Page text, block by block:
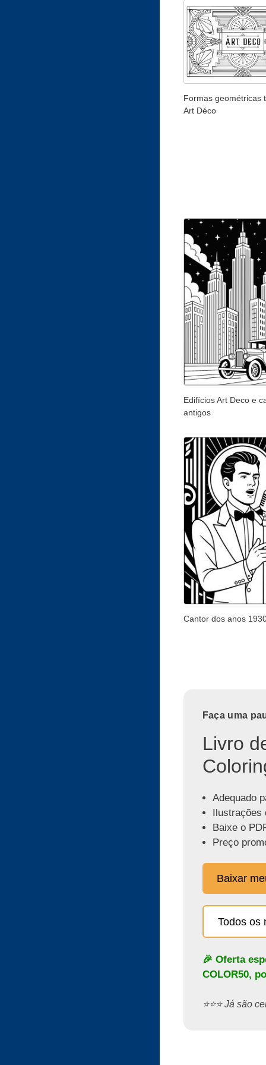
Formas geométricas
Art Déco
Edifícios Art Deco e
antigos
Cantor dos anos
Faça uma
Livro
Adequado
Baixe o
Preço
Baixar
Todos os
🎉 Oferta
COLOR50,
⭐️⭐️⭐️ Já são